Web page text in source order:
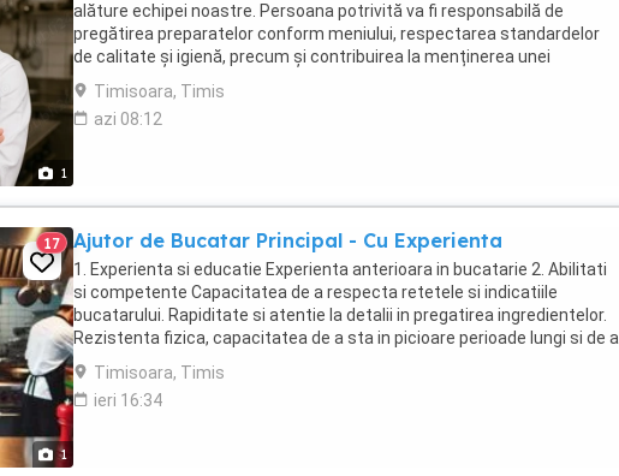
1
alăture echipei noastre. Persoana potrivită va fi responsabilă de
pregătirea preparatelor conform meniului, respectarea standardelor
de calitate și igienă, precum și contribuirea la menținerea unei
atmosfere de lucru plăcute în bucătărie. Responsabilități: Pregătirea ...
Timisoara, Timis
azi 08:12
1
17 Ajutor de Bucatar Principal - Cu Experienta
1. Experienta si educatie Experienta anterioara in bucatarie 2. Abilitati
si competente Capacitatea de a respecta retetele si indicatiile
bucatarului. Rapiditate si atentie la detalii in pregatirea ingredientelor.
Rezistenta fizica, capacitatea de a sta in picioare perioade lungi si de a
...
Timisoara, Timis
ieri 16:34